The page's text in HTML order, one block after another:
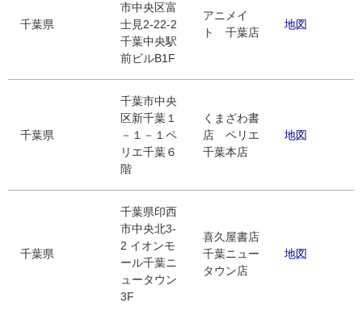
千葉県
市中央区富
士見2-22-2
千葉中央駅
前ビルB1F
アニメイ
ト 千葉店
地図
千葉県
千葉市中央
区新千葉１
－１－１ペ
リエ千葉６
階
くまざわ書
店 ペリエ
千葉本店
地図
千葉県
千葉県印西
市中央北3-
2 イオンモ
ール千葉ニ
ュータウン
3F
喜久屋書店
千葉ニュー
タウン店
地図